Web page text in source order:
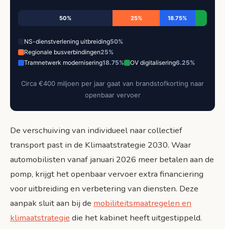
50% 25% 18.75%
NS-dienstverlening uitbreiding50%
Regionale busverbindingen25%
Tramnetwerk modernisering18.75% OV digitalisering6.25%
Circa €400 miljoen per jaar gaat van brandstofkorting naar
openbaar vervoer
De verschuiving van individueel naar collectief
transport past in de Klimaatstrategie 2030. Waar
automobilisten vanaf januari 2026 meer betalen aan de
pomp, krijgt het openbaar vervoer extra financiering
voor uitbreiding en verbetering van diensten. Deze
aanpak sluit aan bij de mobiliteitsmaatregelen en
klimaatstrategie die het kabinet heeft uitgestippeld.